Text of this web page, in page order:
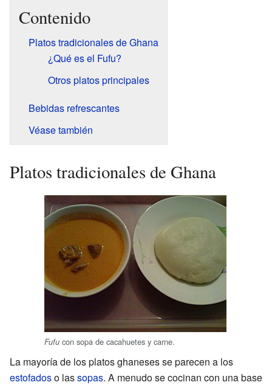
Contenido
Platos tradicionales de Ghana
¿Qué es el Fufu?
Otros platos principales
Bebidas refrescantes
Véase también
Platos tradicionales de Ghana
Fufu con sopa de cacahuetes y carne.
La mayoría de los platos ghaneses se parecen a los
estofadoso lassopas. A menudo se cocinan con una base